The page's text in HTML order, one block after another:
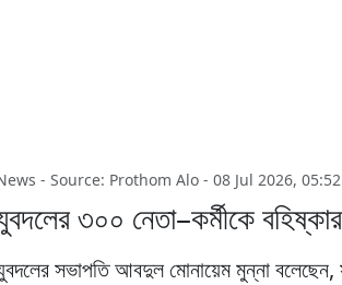
- Source: Prothom Alo - 08 Jul 2026,
৩০০ নেতা–কর্মীকে
সভাপতি আবদুল মোনায়েম মুন্না বলেছেন,